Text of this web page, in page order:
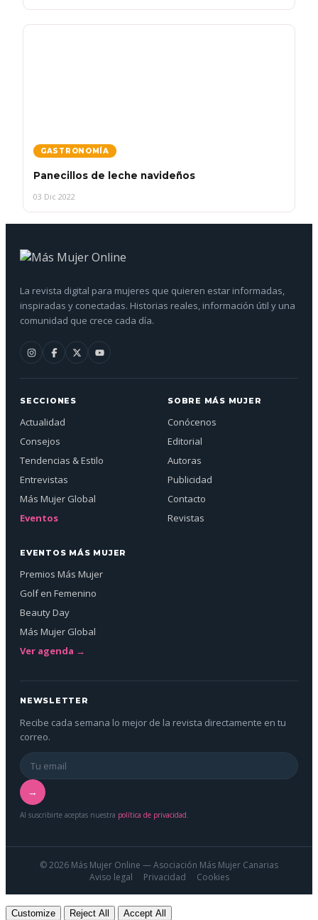
GASTRONOMÍA
Panecillos de leche navideños
03 Dic 2022
La revista digital para mujeres que quieren estar informadas,
inspiradas y conectadas. Historias reales, información útil y una
comunidad que crece cada día.
SECCIONES
Actualidad
Consejos
Tendencias & Estilo
Entrevistas
Más Mujer Global
Eventos
SOBRE MÁS MUJER
Conócenos
Editorial
Autoras
Publicidad
Contacto
Revistas
EVENTOS MÁS MUJER
Premios Más Mujer
Golf en Femenino
Beauty Day
Más Mujer Global
Ver agenda →
NEWSLETTER
Recibe cada semana lo mejor de la revista directamente en tu
correo.
→
Al suscribirte aceptas nuestra política de privacidad.
© 2026 Más Mujer Online — Asociación Más Mujer Canarias
Aviso legal
Privacidad Cookies
Customize Reject All Accept All